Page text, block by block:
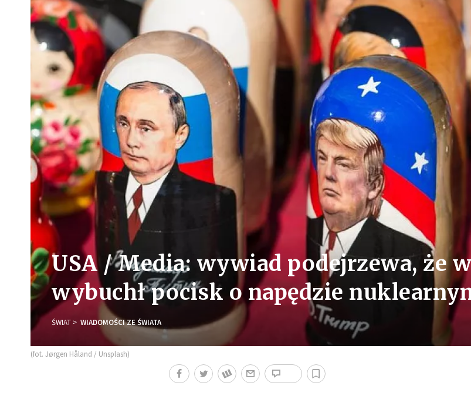
USA / Media: wywiad podejrzewa, że
wybuchł pocisk o napędzie
ŚWIAT WIADOMOŚCI ZE ŚWIATA
(fot. Jørgen Håland / Unsplash)